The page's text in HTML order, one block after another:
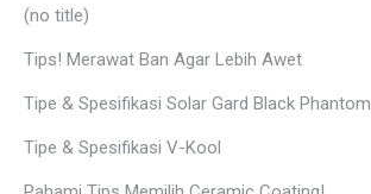
(no title)
Tips! Merawat Ban Agar Lebih Awet
Tipe & Spesifikasi Solar Gard Black Phantom
Tipe & Spesifikasi V-Kool